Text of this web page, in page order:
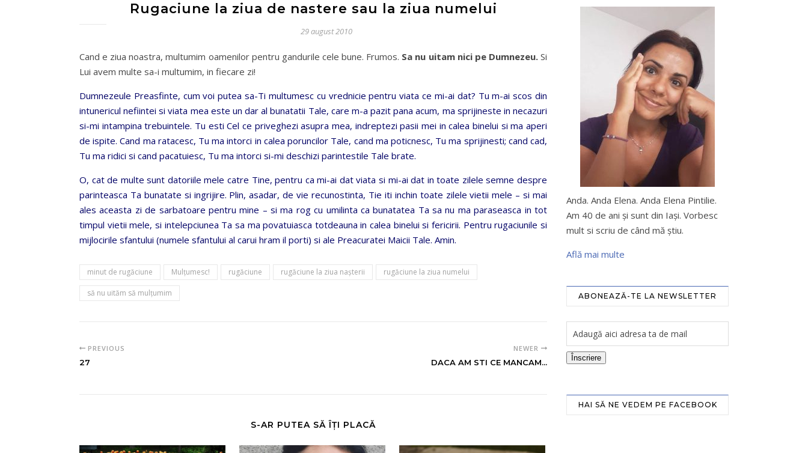
Rugaciune la ziua de nastere sau la ziua numelui
29 august 2010
Cand e ziua noastra, multumim oamenilor pentru gandurile cele bune. Frumos. Sa nu uitam nici pe Dumnezeu.Si
Lui avem multe sa-i multumim, in fiecare zi!
Dumnezeule Preasfinte, cum voi putea sa-Ti multumesc cu vrednicie pentru viata ce mi-ai dat? Tu m-ai scos din
intunericul nefiintei si viata mea este un dar al bunatatii Tale, care m-a pazit pana acum, ma sprijineste in necazuri
si-mi intampina trebuintele. Tu esti Cel ce priveghezi asupra mea, indreptezi pasii mei in calea binelui si ma aperi
de ispite. Cand ma ratacesc, Tu ma intorci in calea poruncilor Tale, cand ma poticnesc, Tu ma sprijinesti; cand cad,
Tu ma ridici si cand pacatuiesc, Tu ma intorci si-mi deschizi parintestile Tale brate.
O, cat de multe sunt datoriile mele catre Tine, pentru ca mi-ai dat viata si mi-ai dat in toate zilele semne despre
parinteasca Ta bunatate si ingrijire. Plin, asadar, de vie recunostinta, Tie iti inchin toate zilele vietii mele – si mai
ales aceasta zi de sarbatoare pentru mine – si ma rog cu umilinta ca bunatatea Ta sa nu ma paraseasca in tot
timpul vietii mele, si intelepciunea Ta sa ma povatuiasca totdeauna in calea binelui si fericirii. Pentru rugaciunile si
mijlocirile sfantului (numele sfantului al carui hram il porti) si ale Preacuratei Maicii Tale. Amin.
minut de rugăciune Mulţumesc! rugăciune rugăciune la ziua nașterii rugăciune la ziua numelui
să nu uităm să mulțumim
PREVIOUS
27
NEWER
DACA AM STI CE MANCAM...
S-AR PUTEA SĂ ÎȚI PLACĂ
Anda. Anda Elena. Anda Elena Pintilie.
Am 40 de ani şi sunt din Iaşi. Vorbesc
mult si scriu de când mă ştiu.
Află mai multe
ABONEAZĂ-TE LA NEWSLETTER
Înscriere
HAI SĂ NE VEDEM PE FACEBOOK